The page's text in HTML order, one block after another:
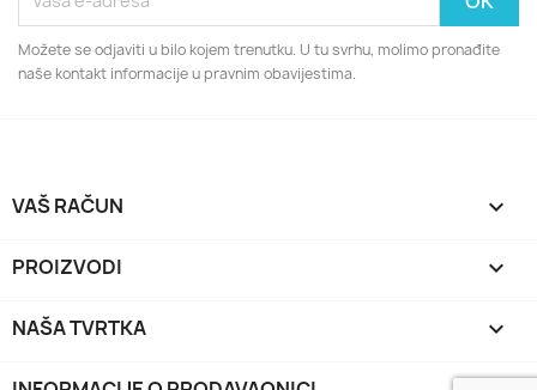
Možete se odjaviti u bilo kojem trenutku. U tu svrhu, molimo pronađite
naše kontakt informacije u pravnim obavijestima.
VAŠ RAČUN 
PROIZVODI 
NAŠA TVRTKA 